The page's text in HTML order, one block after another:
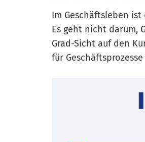
Im Geschäftsleben
Es geht nicht darum,
Grad-Sicht auf den
für